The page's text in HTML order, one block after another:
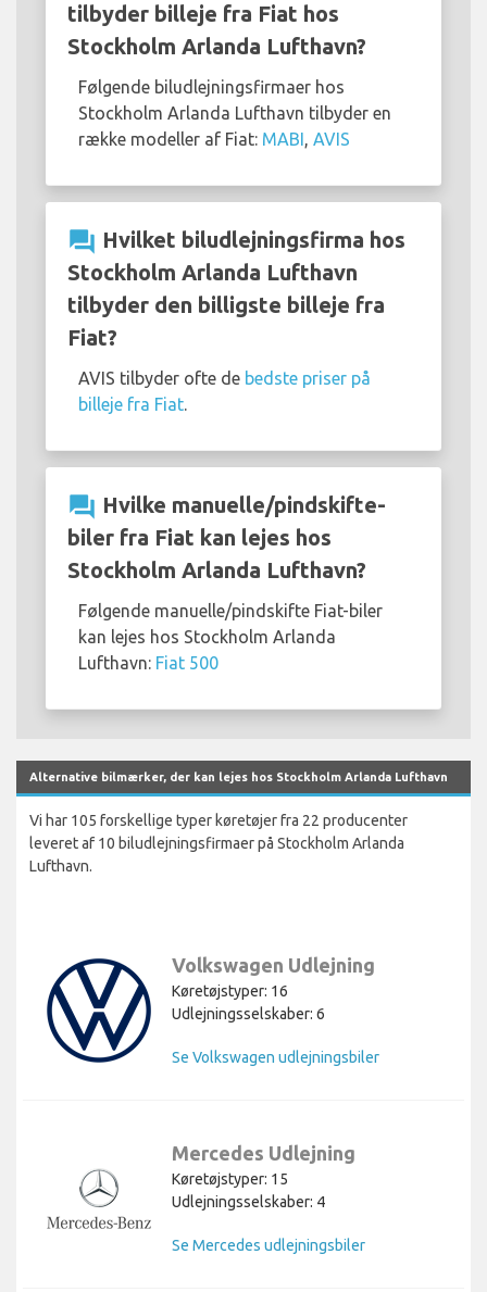
tilbyder billeje fra Fiat hos
Stockholm Arlanda Lufthavn?
Følgende biludlejningsfirmaer hos
Stockholm Arlanda Lufthavn tilbyder en
række modeller af Fiat: MABI, AVIS
question_answer Hvilket biludlejningsfirma hos
Stockholm Arlanda Lufthavn
tilbyder den billigste billeje fra
Fiat?
AVIS tilbyder ofte de bedste priser på
billeje fra Fiat.
question_answer Hvilke manuelle/pindskifte-
biler fra Fiat kan lejes hos
Stockholm Arlanda Lufthavn?
Følgende manuelle/pindskifte Fiat-biler
kan lejes hos Stockholm Arlanda
Lufthavn: Fiat 500
Alternative bilmærker, der kan lejes hos Stockholm Arlanda Lufthavn
Vi har 105 forskellige typer køretøjer fra 22 producenter
leveret af 10 biludlejningsfirmaer på Stockholm Arlanda
Lufthavn.
Volkswagen Udlejning
Køretøjstyper: 16
Udlejningsselskaber: 6
Se Volkswagen udlejningsbiler
Mercedes Udlejning
Køretøjstyper: 15
Udlejningsselskaber: 4
Se Mercedes udlejningsbiler